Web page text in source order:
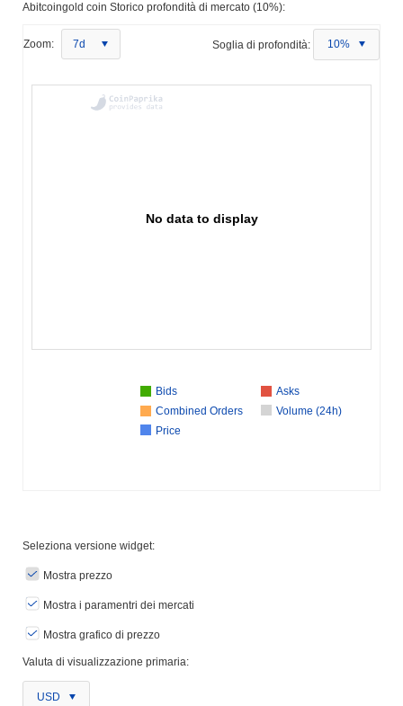
Abitcoingold coin Storico profondità di mercato (10%):
Zoom: 7d Soglia di profondità: 10%
No data to display
Bids
Asks
Combined Orders
Volume (24h)
Price
Seleziona versione widget:
Mostra prezzo
Mostra i paramentri dei mercati
Mostra grafico di prezzo
Valuta di visualizzazione primaria:
USD